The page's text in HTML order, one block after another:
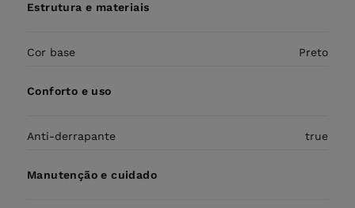
Estrutura e materiais
Cor base Preto
Conforto e uso
Anti-derrapante true
Manutenção e cuidado